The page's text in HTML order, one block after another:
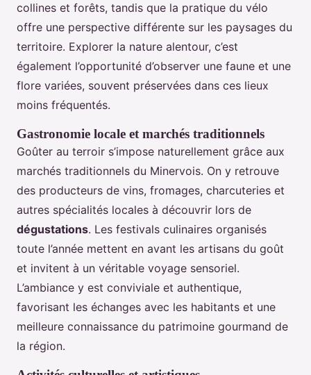
collines et forêts, tandis que la pratique du vélo
offre une perspective différente sur les paysages du
territoire. Explorer la nature alentour, c’est
également l’opportunité d’observer une faune et une
flore variées, souvent préservées dans ces lieux
moins fréquentés.
Gastronomie locale et marchés traditionnels
Goûter au terroir s’impose naturellement grâce aux
marchés traditionnels du Minervois. On y retrouve
des producteurs de vins, fromages, charcuteries et
autres spécialités locales à découvrir lors de
dégustations. Les festivals culinaires organisés
toute l’année mettent en avant les artisans du goût
et invitent à un véritable voyage sensoriel.
L’ambiance y est conviviale et authentique,
favorisant les échanges avec les habitants et une
meilleure connaissance du patrimoine gourmand de
la région.